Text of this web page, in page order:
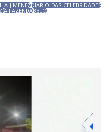
JIMENEZDIARIO-DAS-CELEBRIDADES
A FAZENDABELO